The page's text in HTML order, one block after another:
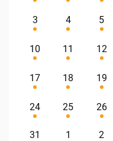
3 4 5
10 11 12
17 18 19
24 25 26
31 1 2